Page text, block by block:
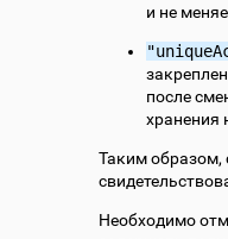
и не
после
хранения
Таким образом,
Необходимо